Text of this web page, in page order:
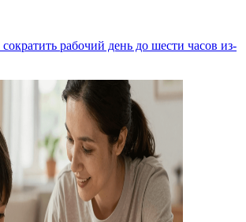
рабочий день до шести часов из-